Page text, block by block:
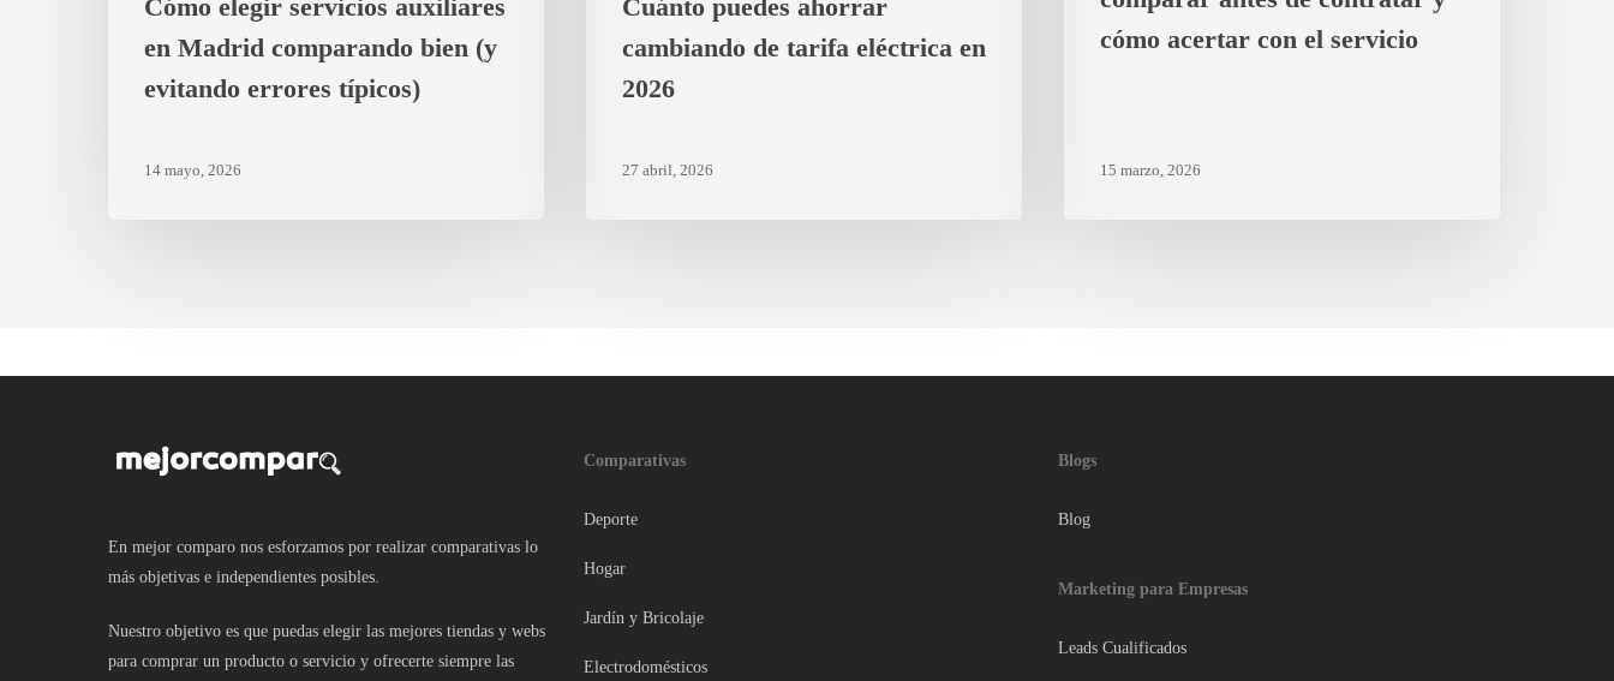
Cómo elegir servicios auxiliares
en Madrid comparando bien (y
evitando errores típicos)
14 mayo, 2026
Cuánto puedes ahorrar
cambiando de tarifa eléctrica en
2026
27 abril, 2026
cómo acertar con el servicio
15 marzo, 2026
En mejor comparo nos esforzamos por realizar comparativas lo
más objetivas e independientes posibles.
Nuestro objetivo es que puedas elegir las mejores tiendas y webs
para comprar un producto o servicio y ofrecerte siempre las
Comparativas
Deporte
Hogar
Jardín y Bricolaje
Electrodomésticos
Blogs
Blog
Marketing para Empresas
Leads Cualificados